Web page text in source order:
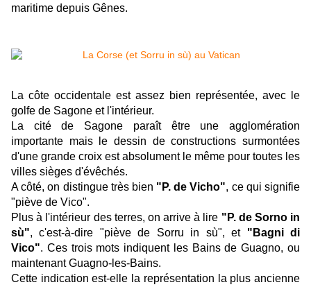
maritime depuis Gênes.
La côte occidentale est assez bien représentée, avec le
golfe de Sagone et l'intérieur.
La cité de Sagone paraît être une agglomération
importante mais le dessin de constructions surmontées
d'une grande croix est absolument le même pour toutes les
villes sièges d'évêchés.
A côté, on distingue très bien "P. de Vicho", ce qui signifie
"piève de Vico".
Plus à l'intérieur des terres, on arrive à lire "P. de Sorno in
sù", c'est-à-dire "piève de Sorru in sù", et "Bagni di
Vico". Ces trois mots indiquent les Bains de Guagno, ou
maintenant Guagno-les-Bains.
Cette indication est-elle la représentation la plus ancienne